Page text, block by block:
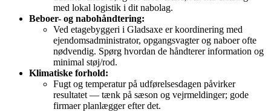
med lokal logistik i dit nabolag.
Beboer- og nabohåndtering:
Ved etagebyggeri i Gladsaxe er koordinering med
ejendomsadministrator, opgangsvagter og naboer ofte
nødvendig. Spørg hvordan de håndterer information og
minimal støj/rod.
Klimatiske forhold:
Fugt og temperatur på udførelsesdagen påvirker
resultatet — tænk på sæson og vejrmeldinger; gode
firmaer planlægger efter det.